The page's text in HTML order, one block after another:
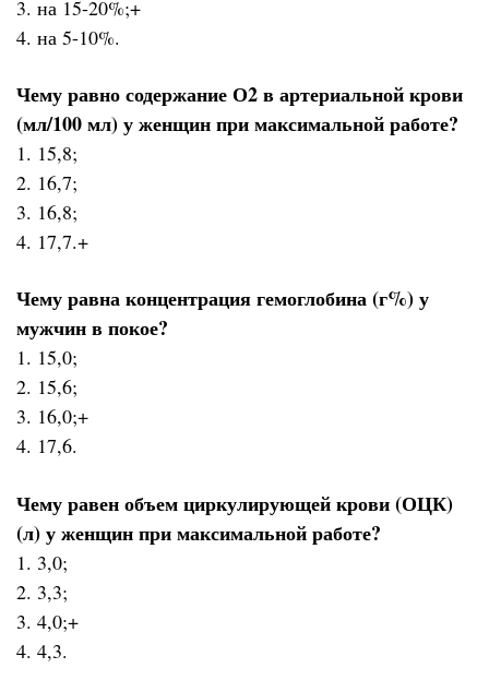
3. на 15-20%;+
4. на 5-10%.
Чему равно содержание О2 в артериальной крови
(мл/100 мл) у женщин при максимальной работе?
1. 15,8;
2. 16,7;
3. 16,8;
4. 17,7.+
Чему равна концентрация гемоглобина (г%) у
мужчин в покое?
1. 15,0;
2. 15,6;
3. 16,0;+
4. 17,6.
Чему равен объем циркулирующей крови (ОЦК)
(л) у женщин при максимальной работе?
1. 3,0;
2. 3,3;
3. 4,0;+
4. 4,3.